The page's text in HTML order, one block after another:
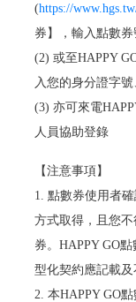
(https://
券】，輸入點數
(2) 或至HAPPY
入您的身分證字
(3) 亦可來電
人員協助登錄
【注意事項】
1. 點數券使用者
方式取得，且您
券。HAPPY GO
型化契約應記載及
2. 本HAPPY GO